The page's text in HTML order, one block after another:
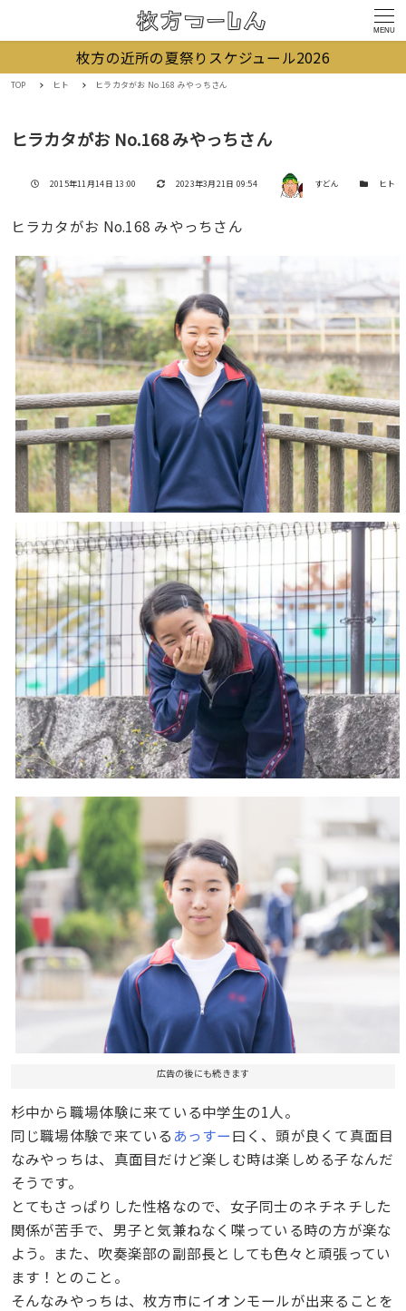
MENU
枚方の近所の夏祭りスケジュール2026
TOP ヒト ヒラカタがお No.168 みやっちさん
ヒラカタがお No.168 みやっちさん
投稿日
2015年11月14日 13:00 更新日
2023年3月21日 09:54 著者 すどん カテゴリー
ヒト
ヒラカタがお No.168 みやっちさん
広告の後にも続きます
杉中から職場体験に来ている中学生の1人。
同じ職場体験で来ている あっすー曰く、頭が良くて真面目
なみやっちは、真面目だけど楽しむ時は楽しめる子なんだ
そうです。
とてもさっぱりした性格なので、女子同士のネチネチした
関係が苦手で、男子と気兼ねなく喋っている時の方が楽な
よう。また、吹奏楽部の副部長としても色々と頑張ってい
ます！とのこと。
そんなみやっちは、枚方市にイオンモールが出来ることを